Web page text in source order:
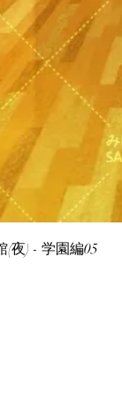
(夜) - 学園編05